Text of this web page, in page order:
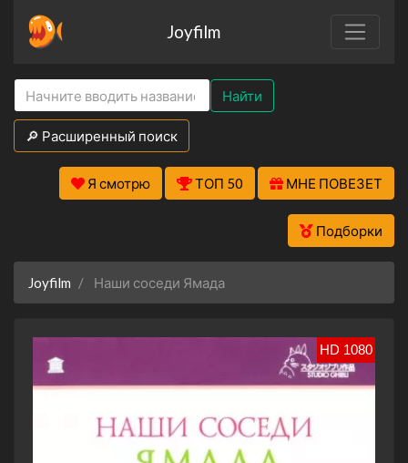
Joyfilm
Найти
🔎 Расширенный поиск
Я смотрю ТОП 50 МНЕ ПОВЕЗЕТ
Подборки
Joyfilm Наши соседи Ямада
HD 1080